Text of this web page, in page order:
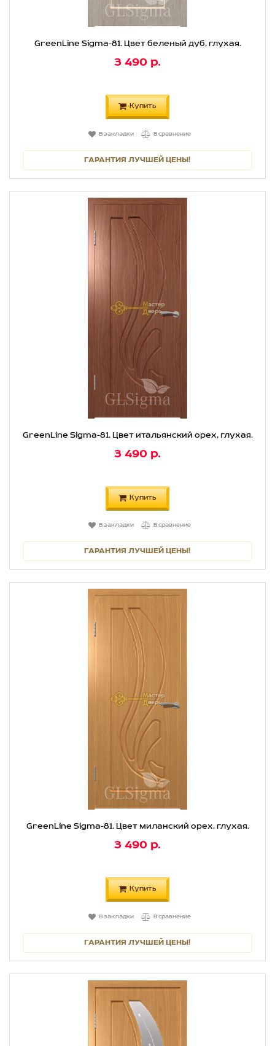
GreenLine Sigma-81. Цвет беленый дуб, глухая.
3 490 р.
Купить
В закладки В сравнение
ГАРАНТИЯ ЛУЧШЕЙ ЦЕНЫ!
GreenLine Sigma-81. Цвет итальянский орех, глухая.
3 490 р.
Купить
В закладки В сравнение
ГАРАНТИЯ ЛУЧШЕЙ ЦЕНЫ!
GreenLine Sigma-81. Цвет миланский орех, глухая.
3 490 р.
Купить
В закладки В сравнение
ГАРАНТИЯ ЛУЧШЕЙ ЦЕНЫ!